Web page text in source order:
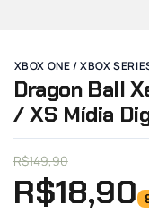
XBOX ONE / XBOX
Dragon Ball
/ XS Mídia
R$149,90
R$18,90